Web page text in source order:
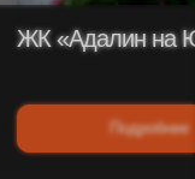
ЖК «Адалин на
Подробнее